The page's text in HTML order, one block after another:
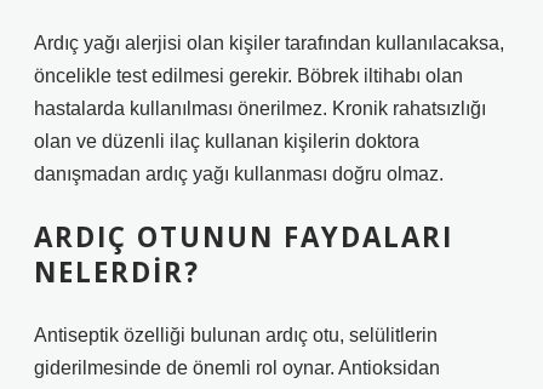
Ardıç yağı alerjisi olan kişiler tarafından kullanılacaksa,
öncelikle test edilmesi gerekir. Böbrek iltihabı olan
hastalarda kullanılması önerilmez. Kronik rahatsızlığı
olan ve düzenli ilaç kullanan kişilerin doktora
danışmadan ardıç yağı kullanması doğru olmaz.
ARDIÇ OTUNUN FAYDALARI
NELERDIR?
Antiseptik özelliği bulunan ardıç otu, selülitlerin
giderilmesinde de önemli rol oynar. Antioksidan